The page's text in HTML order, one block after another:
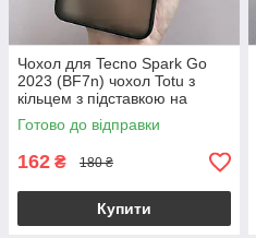
Чохол для Tecno Spark Go
2023 (BF7n) чохол Totu з
кільцем з підставкою на
техно спарк го 2023 чорний
m8n
Готово до відправки
162 ₴ 180 ₴
Купити